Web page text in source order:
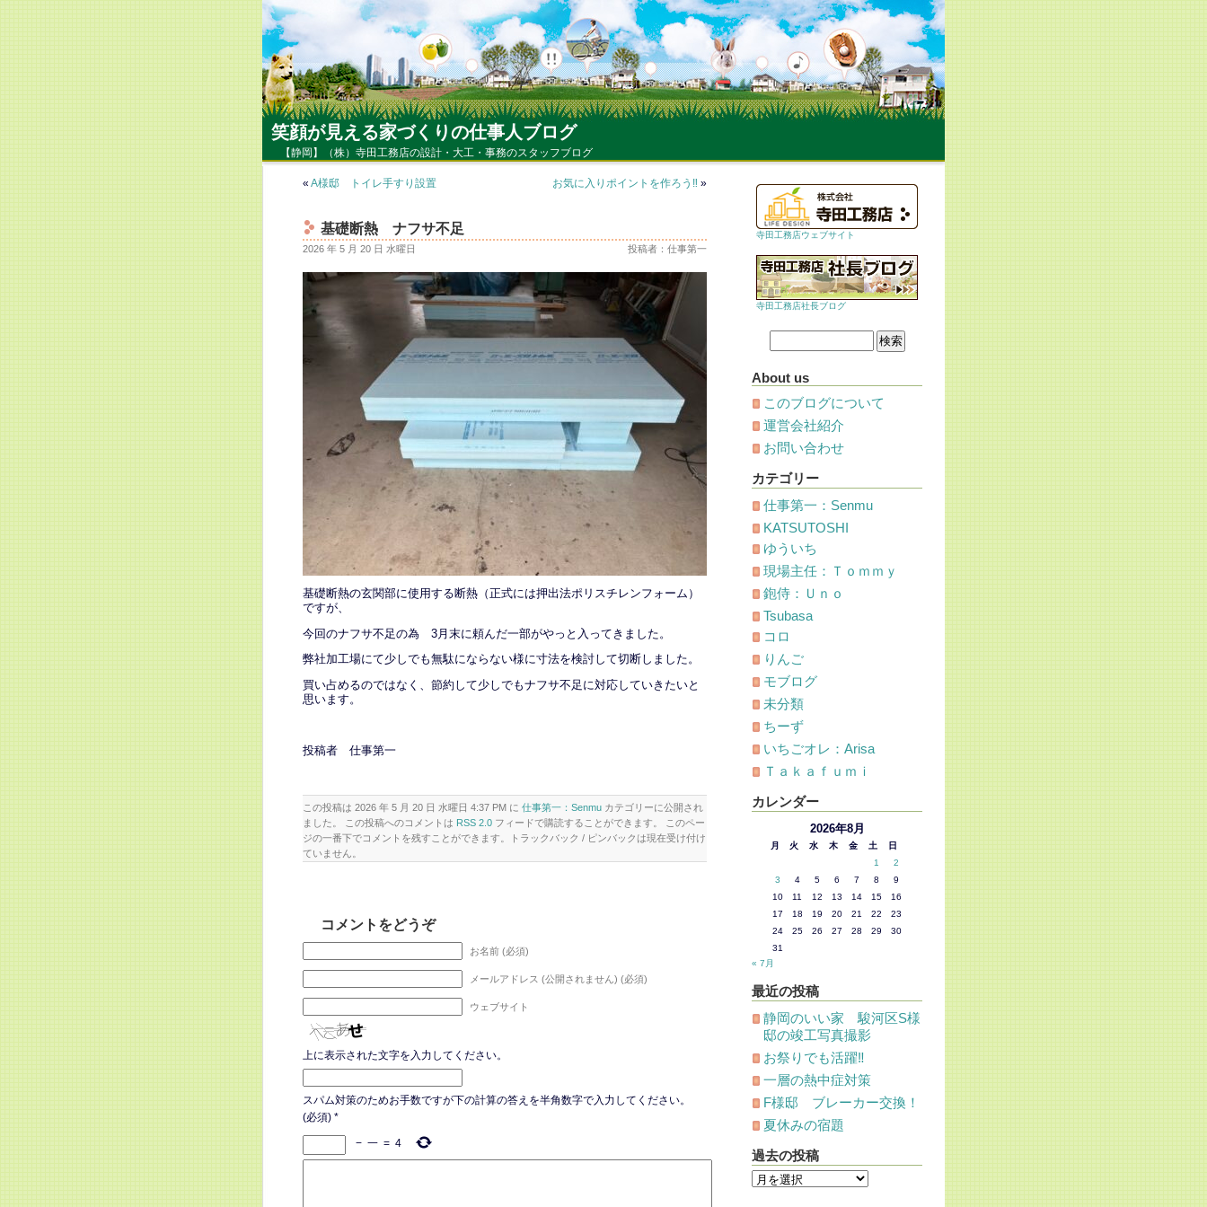
笑顔が見える家づくりの仕事人ブログ
【静岡】（株）寺田工務店の設計・大工・事務のスタッフブログ
« A様邸 トイレ手すり設置 お気に入りポイントを作ろう‼ »
基礎断熱 ナフサ不足
2026 年 5 月 20 日 水曜日 投稿者：仕事第一
基礎断熱の玄関部に使用する断熱（正式には押出法ポリスチレンフォーム）
ですが、
今回のナフサ不足の為 3月末に頼んだ一部がやっと入ってきました。
弊社加工場にて少しでも無駄にならない様に寸法を検討して切断しました。
買い占めるのではなく、節約して少しでもナフサ不足に対応していきたいと
思います。
投稿者 仕事第一
この投稿は 2026 年 5 月 20 日 水曜日 4:37 PM に 仕事第一：Senmu カテゴリーに公開され
ました。 この投稿へのコメントは RSS 2.0 フィードで購読することができます。 このペー
ジの一番下でコメントを残すことができます。トラックバック / ピンバックは現在受け付け
ていません。
コメントをどうぞ
お名前 (必須)
メールアドレス (公開されません) (必須)
ウェブサイト
上に表示された文字を入力してください。
スパム対策のためお手数ですが下の計算の答えを半角数字で入力してください。
(必須) *
− 一 = 4
寺田工務店ウェブサイト
寺田工務店社長ブログ
About us
このブログについて
運営会社紹介
お問い合わせ
カテゴリー
仕事第一：Senmu
KATSUTOSHI
ゆういち
現場主任：Ｔｏｍｍｙ
鉋侍：Ｕｎｏ
Tsubasa
コロ
りんご
モブログ
未分類
ちーず
いちごオレ：Arisa
Ｔａｋａｆｕｍｉ
カレンダー
2026年8月
月 火 水 木 金 土
日
1
2
3
4 5 6 7 8
9
10
11 12 13 14 15
16
17
18 19 20 21 22
23
24
25 26 27 28 29
30
31
« 7月
最近の投稿
静岡のいい家 駿河区S様
邸の竣工写真撮影
お祭りでも活躍‼
一層の熱中症対策
F様邸 ブレーカー交換！
夏休みの宿題
過去の投稿
過
去